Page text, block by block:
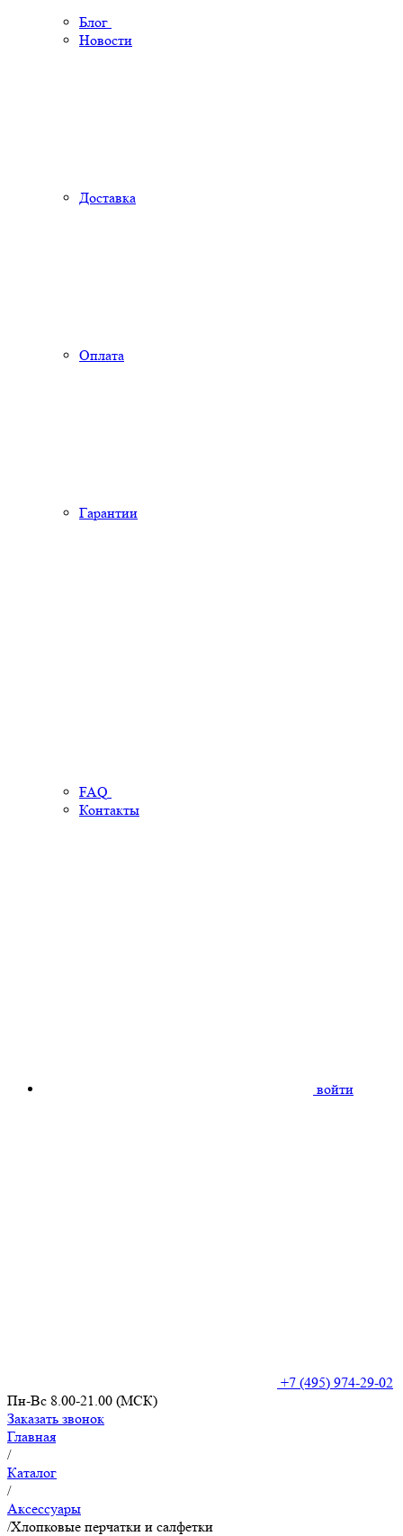
Блог
Новости
Доставка
Оплата
Гарантии
FAQ
Контакты
войти
+7 (495) 974-29-02
Пн-Вс 8.00-21.00 (МСК)
Заказать звонок
Главная
/
Каталог
/
Аксессуары
/Хлопковые перчатки и салфетки